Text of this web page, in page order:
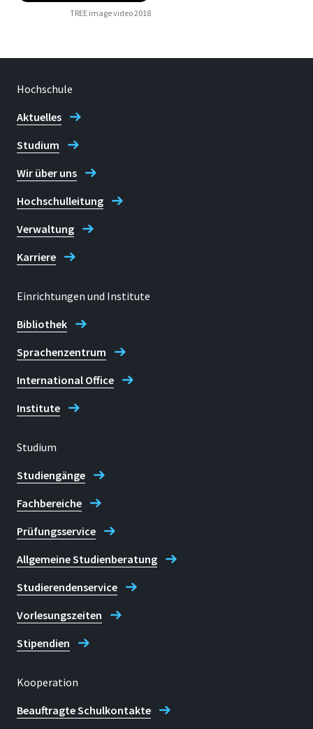
TREE image video 2018
Hochschule
Aktuelles
Studium
Wir über uns
Hochschulleitung
Verwaltung
Karriere
Einrichtungen und Institute
Bibliothek
Sprachenzentrum
International Office
Institute
Studium
Studiengänge
Fachbereiche
Prüfungsservice
Allgemeine Studienberatung
Studierendenservice
Vorlesungszeiten
Stipendien
Kooperation
Beauftragte Schulkontakte